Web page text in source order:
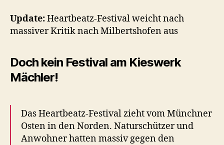
Open-
am
Mächler
(12.–
Update:Heartbeatz-Festival weicht nach
massiver Kritik nach Milbertshofen aus
Doch kein Festival am Kieswerk
Mächler!
Das Heartbeatz-Festival zieht vom Münchner
Osten in den Norden. Naturschützer und
Anwohner hatten massiv gegen den